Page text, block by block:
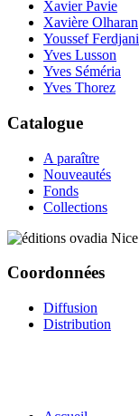
Xavier Pavie
Xavière Olharan
Youssef Ferdjani
Yves Lusson
Yves Séméria
Yves Thorez
Catalogue
A paraître
Nouveautés
Fonds
Collections
Coordonnées
Diffusion
Distribution